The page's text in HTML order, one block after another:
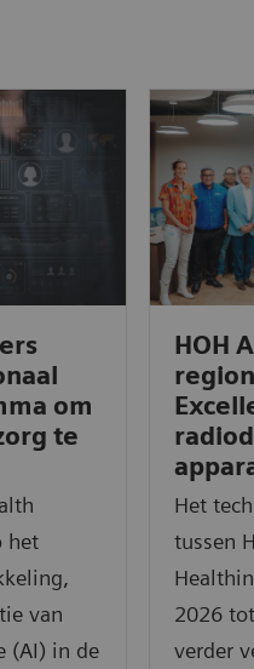
om
te
het
van
(AI) in de
HOH
Het
tussen
2026
verder